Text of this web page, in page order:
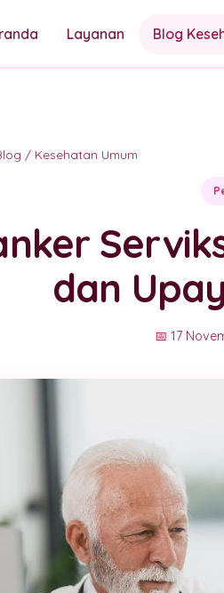
Layanan Blog
/ Kesehatan Umum
dan
📅 17